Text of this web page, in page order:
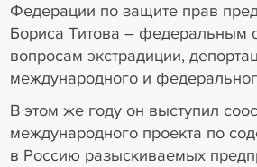
Федерации по защите прав
Бориса Титова – федеральным
вопросам экстрадиции,
международного и
В этом же году он выступил
международного проекта по
в Россию разыскиваемых